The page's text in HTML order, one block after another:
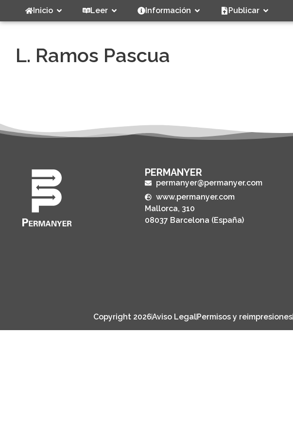
Inicio Leer Información Publicar
L. Ramos Pascua
PERMANYER
permanyer@permanyer.com
www.permanyer.com
Mallorca, 310
08037 Barcelona (España)
Copyright 2026Aviso LegalPermisos y reimpresiones